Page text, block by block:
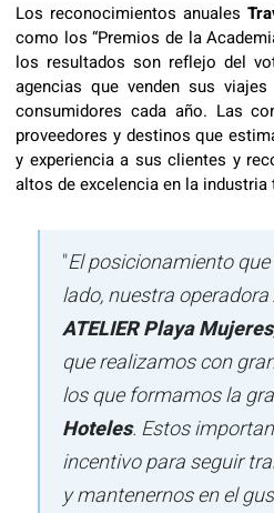
Los reconocimientos anuales
como los “Premios de la
los resultados son reflejo del
agencias que venden sus
consumidores cada año. Las
proveedores y destinos que
y experiencia a sus clientes y
altos de excelencia en la
"El posicionamiento
lado, nuestra operadora
ATELIER Playa Mujeres
que realizamos con
los que formamos la
Hoteles. Estos
incentivo para seguir
y mantenernos en el